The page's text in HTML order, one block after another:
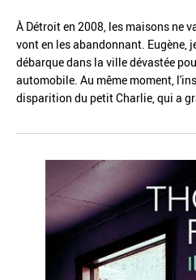
Réinitialiser Fermer la
À Détroit en 2008, les maisons ne
vont en les abandonnant. Eugène,
débarque dans la ville dévastée
automobile. Au même moment,
disparition du petit Charlie, qui a